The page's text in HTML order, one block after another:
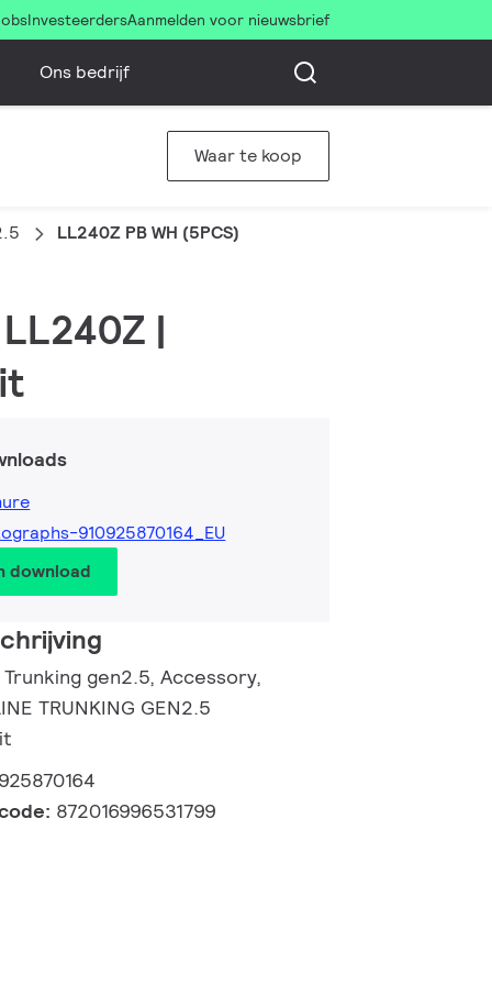
InvesteerdersAanmelden voor nieuwsbrief
Ons bedrijf
Waar te koop
LL240Z PB WH (5PCS)
|
910925870164_EU
download
gen2.5, Accessory,
TRUNKING GEN2.5
872016996531799